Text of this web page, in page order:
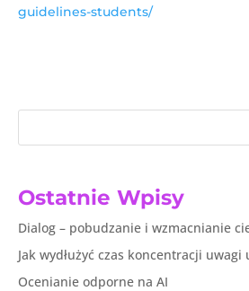
guidelines-students/
Ostatnie Wpisy
Dialog – pobudzanie i wzmacnianie
Jak wydłużyć czas koncentracji uwagi
Ocenianie odporne na AI